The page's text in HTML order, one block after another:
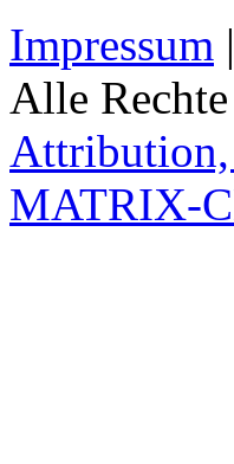
Impressum |
Alle
Attribution,
MATRIX-